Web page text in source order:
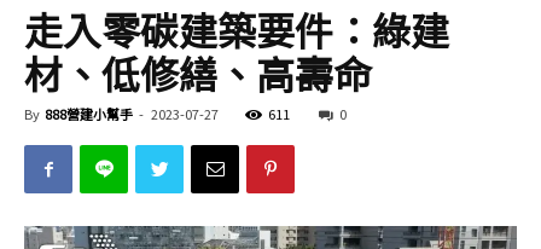
走入零碳建築要件：綠建
材、低修繕、高壽命
By 888營建小幫手 - 2023-07-27 611 0